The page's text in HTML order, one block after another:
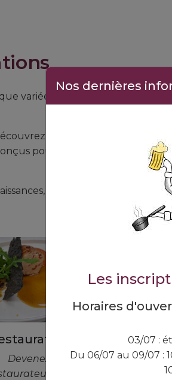
variée, notre établissement
l’ensemble des
pour développer des
vous spécialiser ou
Devenez
: un
Nos dernières
Les
Horaires
03/07 :
Du 06/07 au 09/07 :